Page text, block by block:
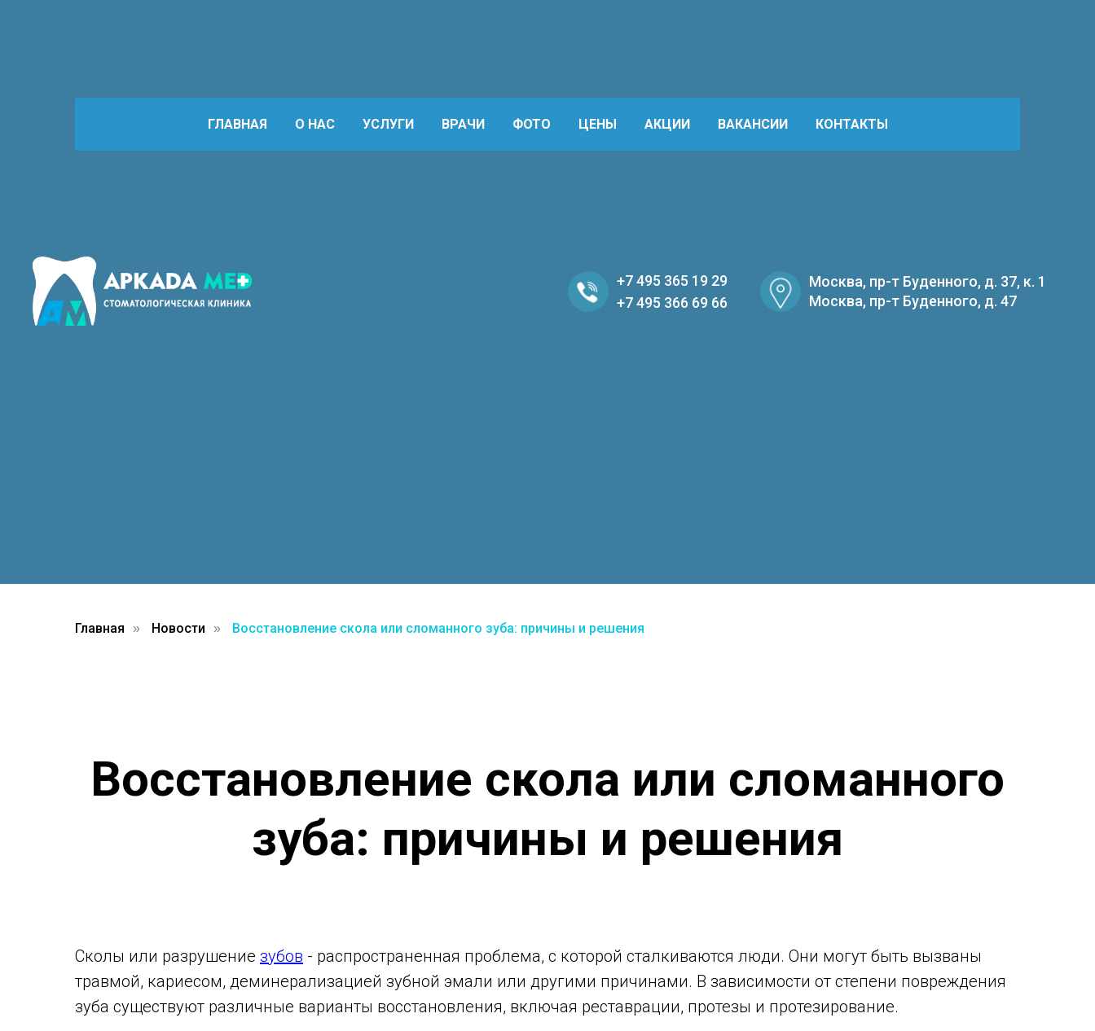
+7 495 365 19 29
+7 495 366 69 66
Москва, пр-т Буденного, д. 37, к. 1
Москва, пр-т Буденного, д. 47
ГЛАВНАЯ О НАС УСЛУГИ ВРАЧИ ФОТО ЦЕНЫ АКЦИИ ВАКАНСИИ КОНТАКТЫ
Главная » Новости » Восстановление скола или сломанного зуба: причины и решения
Восстановление скола или сломанного
зуба: причины и решения
Сколы или разрушение зубов - распространенная проблема, с которой сталкиваются люди. Они могут быть вызваны
травмой, кариесом, деминерализацией зубной эмали или другими причинами. В зависимости от степени повреждения
зуба существуют различные варианты восстановления, включая реставрации, протезы и протезирование.